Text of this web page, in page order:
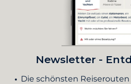
Newsletter -
Die schönsten